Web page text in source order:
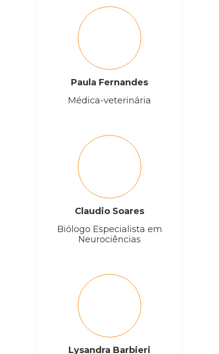
Paula Fernandes
Médica-veterinária
Claudio Soares
Biólogo Especialista em
Neurociências
Lysandra Barbieri